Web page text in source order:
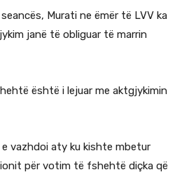
Murati ne ëmër të LVV ka
janë të obliguar të marrin
është i lejuar me aktgjykimin
e vazhdoi aty ku kishte mbetur
për votim të fshehtë diçka që